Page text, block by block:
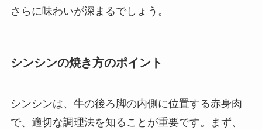
さらに味わいが深まるでしょう。
シンシンの焼き方のポイント
シンシンは、牛の後ろ脚の内側に位置する赤身肉
で、適切な調理法を知ることが重要です。まず、